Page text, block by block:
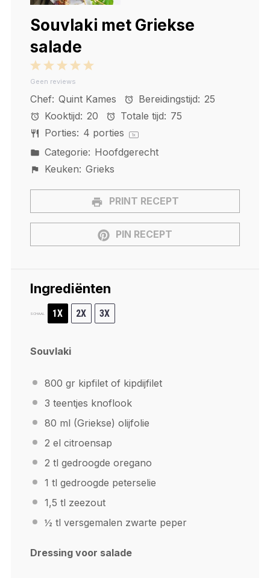
Souvlaki met Griekse
salade
5
4
3
Stars
2
Stars
1
Star
Geen reviews
Chef: Quint Kames Bereidingstijd: 25
Kooktijd: 20 Totale tijd: 75
Porties: 4 porties 1x
Categorie: Hoofdgerecht
Keuken: Grieks
PRINT RECEPT
PIN RECEPT
Ingrediënten
SCHAAL 1X 2X 3X
Souvlaki
800 gr kipfilet of kipdijfilet
3 teentjes knoflook
80 ml (Griekse) olijfolie
2 el citroensap
2 tl gedroogde oregano
1 tl gedroogde peterselie
1,5 tl zeezout
½ tl versgemalen zwarte peper
Dressing voor salade